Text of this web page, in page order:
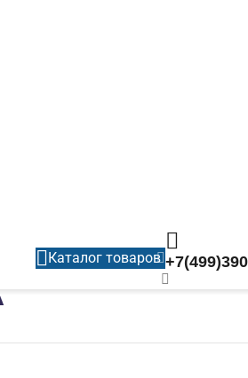
Каталог товаров